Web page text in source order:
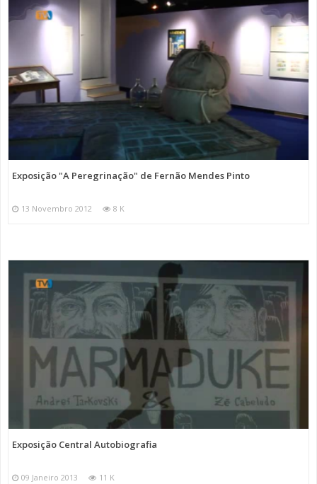
Exposição "A Peregrinação" de Fernão Mendes Pinto
13 Novembro 2012 8 K
Exposição Central Autobiografia
09 Janeiro 2013 11 K